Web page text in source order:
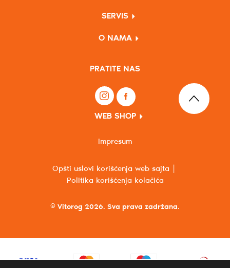
SERVIS
O NAMA
PRATITE NAS
WEB SHOP
© Vitorog 2026. Sva prava zadržana.
Opšti uslovi korišćenja web sajta
Politika korišćenja kolačića
Impresum